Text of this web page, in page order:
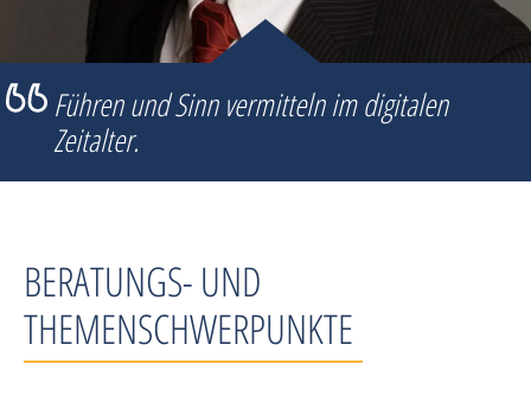
Führen und Sinn vermitteln im digitalen
Zeitalter.
BERATUNGS- UND
THEMENSCHWERPUNKTE